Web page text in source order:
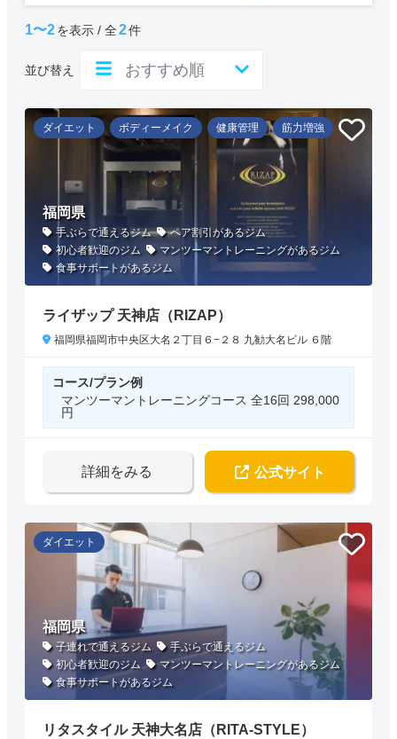
1〜2を表示 / 全2件
並び替え
ダイエット ボディーメイク 健康管理 筋力増強
福岡県
手ぶらで通えるジム
ペア割引があるジム
初心者歓迎のジム
マンツーマントレーニングがあるジム
食事サポートがあるジム
ライザップ 天神店（RIZAP）
福岡県福岡市中央区大名２丁目６−２８ 九勧大名ビル ６階
コース/プラン例
マンツーマントレーニングコース 全16回 298,000
円
詳細をみる 公式サイト
ダイエット
福岡県
子連れで通えるジム
手ぶらで通えるジム
初心者歓迎のジム
マンツーマントレーニングがあるジム
食事サポートがあるジム
リタスタイル 天神大名店（RITA-STYLE）